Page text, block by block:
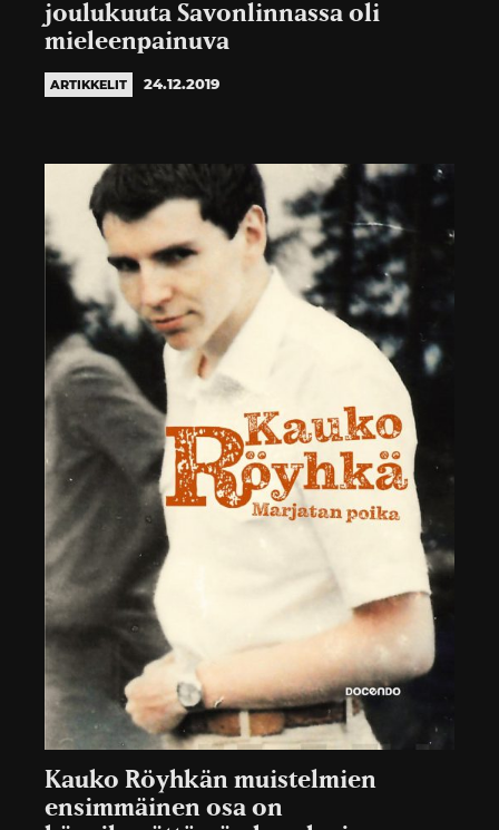
joulukuuta Savonlinnassa oli
mieleenpainuva
ARTIKKELIT 24.12.2019
Kauko Röyhkän muistelmien
ensimmäinen osa on